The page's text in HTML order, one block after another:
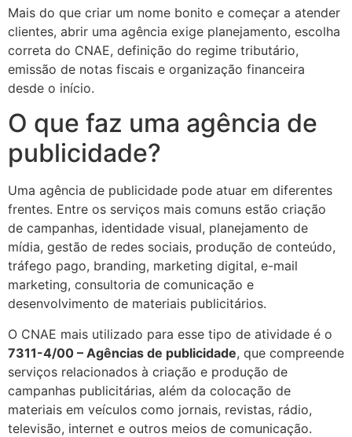
Mais do que criar um nome bonito e começar a atender
clientes, abrir uma agência exige planejamento, escolha
correta do CNAE, definição do regime tributário,
emissão de notas fiscais e organização financeira
desde o início.
O que faz uma agência de
publicidade?
Uma agência de publicidade pode atuar em diferentes
frentes. Entre os serviços mais comuns estão criação
de campanhas, identidade visual, planejamento de
mídia, gestão de redes sociais, produção de conteúdo,
tráfego pago, branding, marketing digital, e-mail
marketing, consultoria de comunicação e
desenvolvimento de materiais publicitários.
O CNAE mais utilizado para esse tipo de atividade é o
7311-4/00 – Agências de publicidade, que compreende
serviços relacionados à criação e produção de
campanhas publicitárias, além da colocação de
materiais em veículos como jornais, revistas, rádio,
televisão, internet e outros meios de comunicação.